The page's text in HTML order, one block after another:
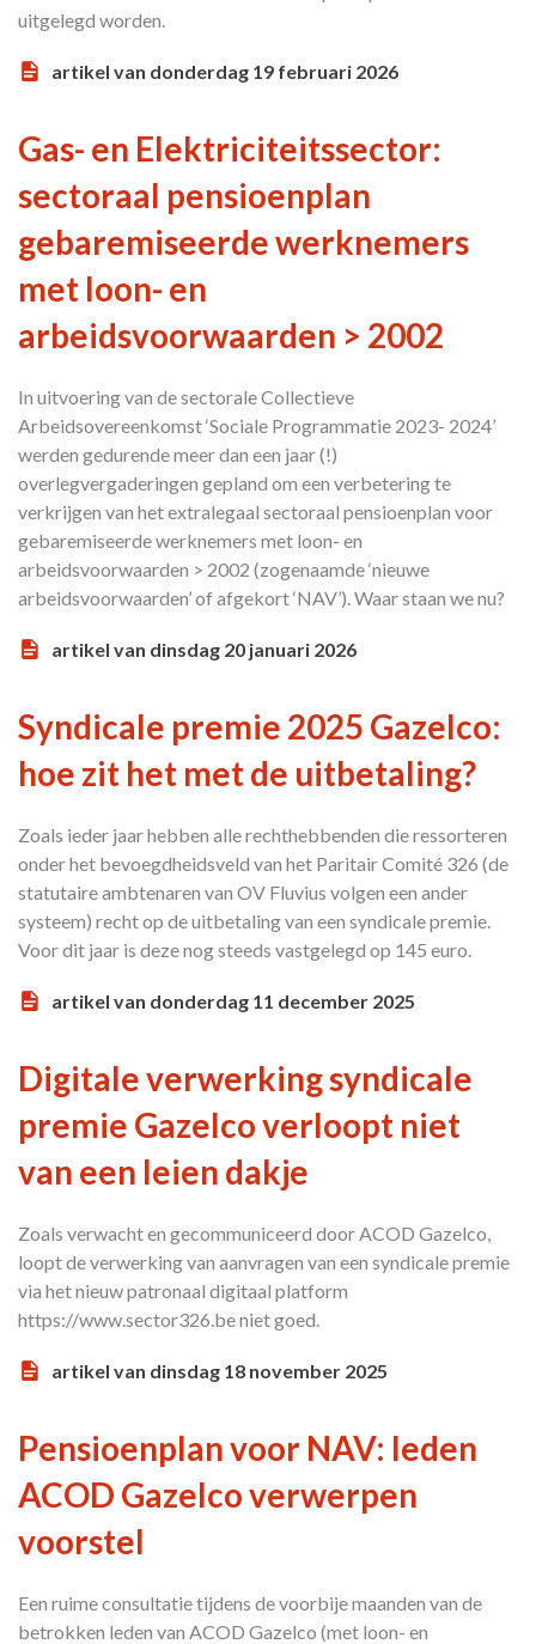
uitgelegd worden.
artikel van donderdag 19 februari 2026
Gas- en Elektriciteitssector:
sectoraal pensioenplan
gebaremiseerde werknemers
met loon- en
arbeidsvoorwaarden > 2002
In uitvoering van de sectorale Collectieve
Arbeidsovereenkomst ‘Sociale Programmatie 2023- 2024’
werden gedurende meer dan een jaar (!)
overlegvergaderingen gepland om een verbetering te
verkrijgen van het extralegaal sectoraal pensioenplan voor
gebaremiseerde werknemers met loon- en
arbeidsvoorwaarden > 2002 (zogenaamde ‘nieuwe
arbeidsvoorwaarden’ of afgekort ‘NAV’). Waar staan we nu?
artikel van dinsdag 20 januari 2026
Syndicale premie 2025 Gazelco:
hoe zit het met de uitbetaling?
Zoals ieder jaar hebben alle rechthebbenden die ressorteren
onder het bevoegdheidsveld van het Paritair Comité 326 (de
statutaire ambtenaren van OV Fluvius volgen een ander
systeem) recht op de uitbetaling van een syndicale premie.
Voor dit jaar is deze nog steeds vastgelegd op 145 euro.
artikel van donderdag 11 december 2025
Digitale verwerking syndicale
premie Gazelco verloopt niet
van een leien dakje
Zoals verwacht en gecommuniceerd door ACOD Gazelco,
loopt de verwerking van aanvragen van een syndicale premie
via het nieuw patronaal digitaal platform
https://www.sector326.be niet goed.
artikel van dinsdag 18 november 2025
Pensioenplan voor NAV: leden
ACOD Gazelco verwerpen
voorstel
Een ruime consultatie tijdens de voorbije maanden van de
betrokken leden van ACOD Gazelco (met loon- en